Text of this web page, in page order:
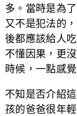
多。當時是為
又不是犯法的
後都應該給人
不懂因果，更
時候，一點感覺
不知是否介紹
孩的爸爸很年